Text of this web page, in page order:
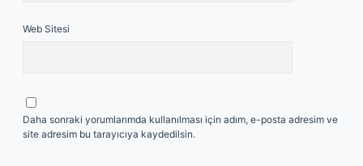
Web Sitesi
Daha sonraki yorumlarımda kullanılması için adım, e-posta adresim ve
site adresim bu tarayıcıya kaydedilsin.